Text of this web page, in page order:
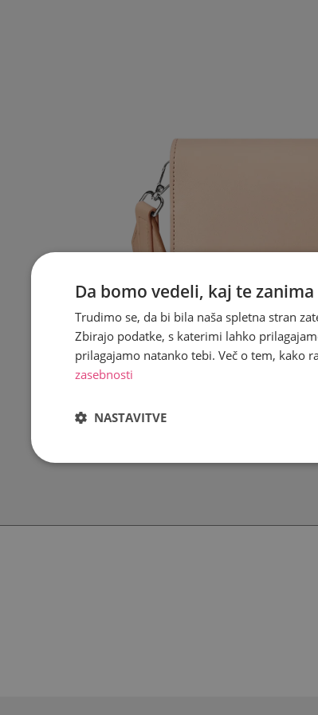
Da bomo vedeli, kaj te zanima
Trudimo se, da bi bila naša spletna stran
Zbirajo podatke, s katerimi lahko
prilagajamo natanko tebi. Več o tem, kako
zasebnosti
NASTAVITVE